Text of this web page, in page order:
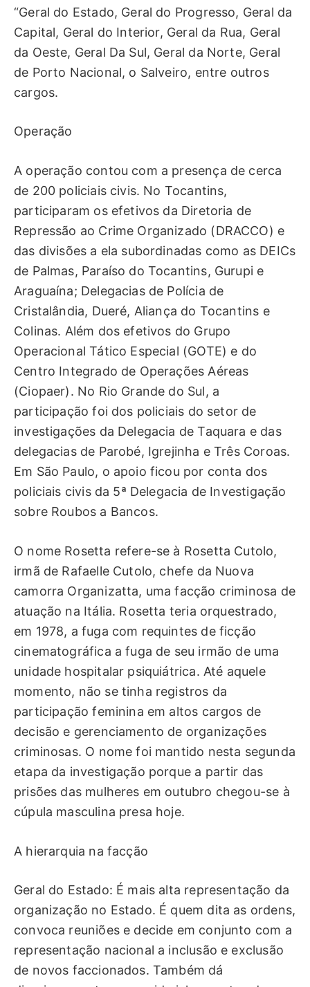
“Geral do Estado, Geral do Progresso, Geral da
Capital, Geral do Interior, Geral da Rua, Geral
da Oeste, Geral Da Sul, Geral da Norte, Geral
de Porto Nacional, o Salveiro, entre outros
cargos.
Operação
A operação contou com a presença de cerca
de 200 policiais civis. No Tocantins,
participaram os efetivos da Diretoria de
Repressão ao Crime Organizado (DRACCO) e
das divisões a ela subordinadas como as DEICs
de Palmas, Paraíso do Tocantins, Gurupi e
Araguaína; Delegacias de Polícia de
Cristalândia, Dueré, Aliança do Tocantins e
Colinas. Além dos efetivos do Grupo
Operacional Tático Especial (GOTE) e do
Centro Integrado de Operações Aéreas
(Ciopaer). No Rio Grande do Sul, a
participação foi dos policiais do setor de
investigações da Delegacia de Taquara e das
delegacias de Parobé, Igrejinha e Três Coroas.
Em São Paulo, o apoio ficou por conta dos
policiais civis da 5ª Delegacia de Investigação
sobre Roubos a Bancos.
O nome Rosetta refere-se à Rosetta Cutolo,
irmã de Rafaelle Cutolo, chefe da Nuova
camorra Organizatta, uma facção criminosa de
atuação na Itália. Rosetta teria orquestrado,
em 1978, a fuga com requintes de ficção
cinematográfica a fuga de seu irmão de uma
unidade hospitalar psiquiátrica. Até aquele
momento, não se tinha registros da
participação feminina em altos cargos de
decisão e gerenciamento de organizações
criminosas. O nome foi mantido nesta segunda
etapa da investigação porque a partir das
prisões das mulheres em outubro chegou-se à
cúpula masculina presa hoje.
A hierarquia na facção
Geral do Estado: É mais alta representação da
organização no Estado. É quem dita as ordens,
convoca reuniões e decide em conjunto com a
representação nacional a inclusão e exclusão
de novos faccionados. Também dá